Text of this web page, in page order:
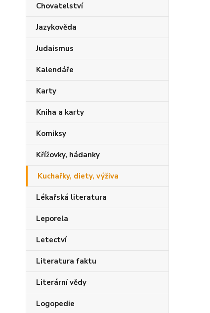
Chovatelství
Jazykověda
Judaismus
Kalendáře
Karty
Kniha a karty
Komiksy
Křížovky, hádanky
Kuchařky, diety, výživa
Lékařská literatura
Leporela
Letectví
Literatura faktu
Literární vědy
Logopedie